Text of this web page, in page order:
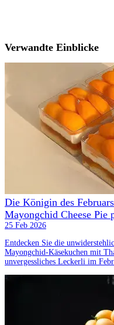
Verwandte Einblicke
Die Königin des
Mayongchid Cheese Pie
25 Feb 2026
Entdecken Sie die
Mayongchid-Käsekuchen mit
unvergessliches Leckerli im